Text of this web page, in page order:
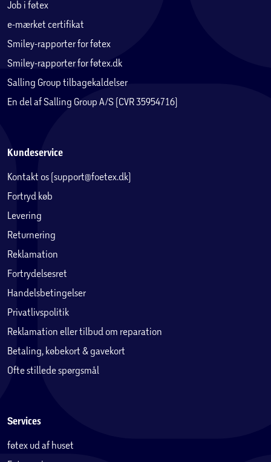
Job i føtex
e-mærket certifikat
Smiley-rapporter for føtex
Smiley-rapporter for føtex.dk
Salling Group tilbagekaldelser
En del af Salling Group A/S (CVR 35954716)
Kundeservice
Kontakt os (support@foetex.dk)
Fortryd køb
Levering
Returnering
Reklamation
Fortrydelsesret
Handelsbetingelser
Privatlivspolitik
Reklamation eller tilbud om reparation
Betaling, købekort & gavekort
Ofte stillede spørgsmål
Services
føtex ud af huset